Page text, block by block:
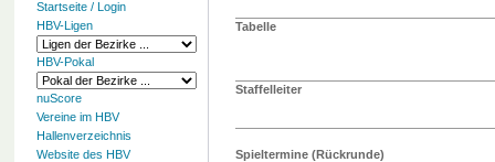
Startseite / Login
HBV-Ligen
HBV-Pokal
nuScore
Vereine im HBV
Hallenverzeichnis
Website des HBV
Tabelle
Staffelleiter
Spieltermine (Rückrunde)